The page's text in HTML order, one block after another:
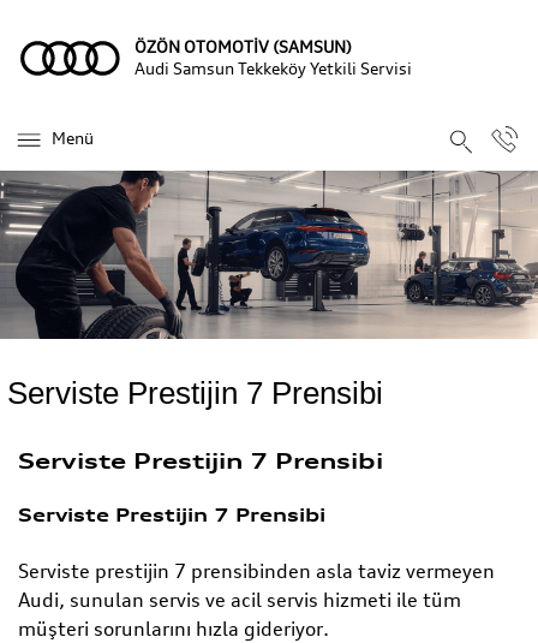
ÖZÖN OTOMOTİV (SAMSUN)
Audi Samsun Tekkeköy Yetkili Servisi
Menü
Serviste Prestijin 7 Prensibi
Serviste Prestijin 7 Prensibi
Serviste Prestijin 7 Prensibi
Serviste prestijin 7 prensibinden asla taviz vermeyen
Audi, sunulan servis ve acil servis hizmeti ile tüm
müşteri sorunlarını hızla gideriyor.